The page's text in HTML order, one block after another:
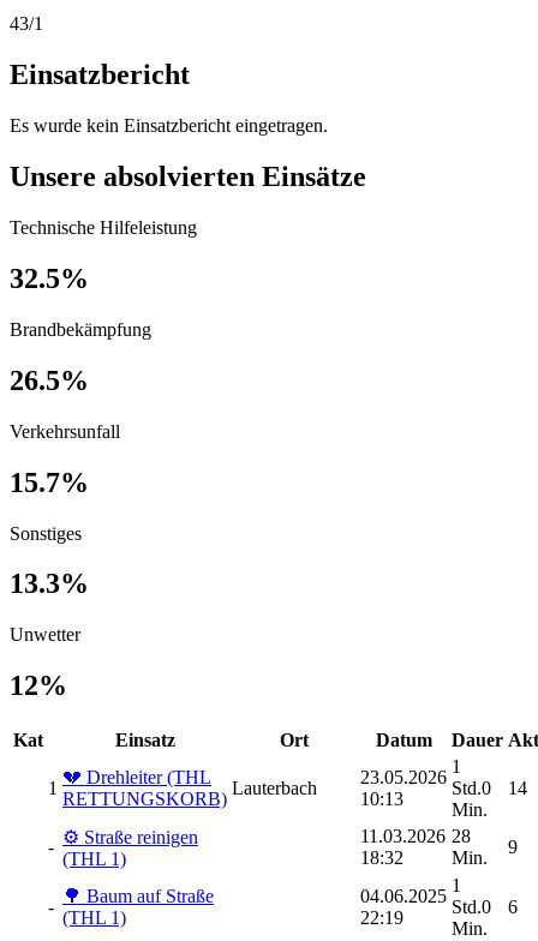
43/1
Einsatzbericht
Es wurde kein Einsatzbericht eingetragen.
Unsere absolvierten Einsätze
Technische Hilfeleistung
32.5%
Brandbekämpfung
26.5%
Verkehrsunfall
15.7%
Sonstiges
13.3%
Unwetter
12%
Kat Einsatz Ort Datum Dauer
1
💔 Drehleiter (THL
RETTUNGSKORB)
Lauterbach
23.05.2026
10:13
1
Std.0
Min.
14
- ⚙️ Straße reinigen
(THL 1)
11.03.2026
18:32
28
Min.
9
-
🌳 Baum auf Straße
(THL 1)
04.06.2025
22:19
1
Std.0
Min.
6